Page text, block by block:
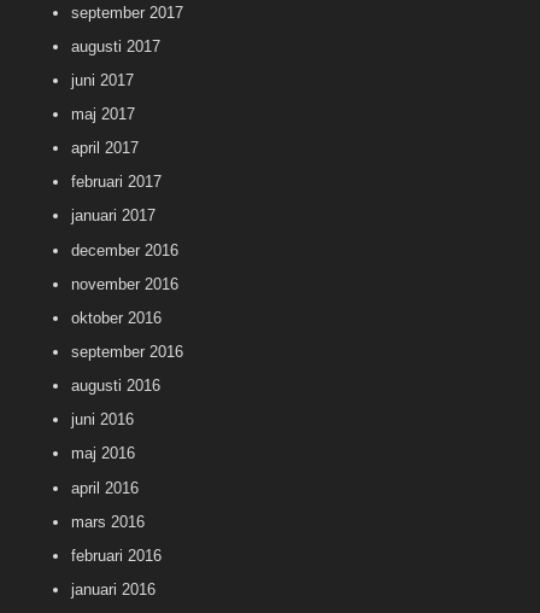
september 2017
augusti 2017
juni 2017
maj 2017
april 2017
februari 2017
januari 2017
december 2016
november 2016
oktober 2016
september 2016
augusti 2016
juni 2016
maj 2016
april 2016
mars 2016
februari 2016
januari 2016